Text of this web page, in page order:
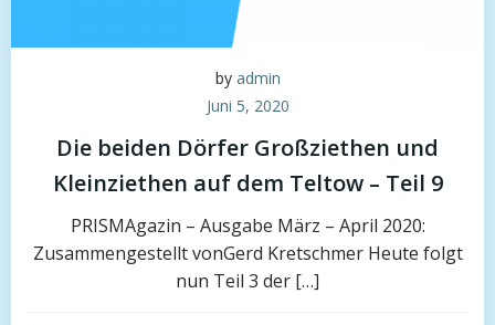
by admin
Juni 5, 2020
Die beiden Dörfer Großziethen und
Kleinziethen auf dem Teltow – Teil 9
PRISMAgazin – Ausgabe März – April 2020:
Zusammengestellt vonGerd Kretschmer Heute folgt
nun Teil 3 der […]